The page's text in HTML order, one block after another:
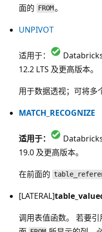
面的 FROM。
UNPIVOT
适用于：
12.2 LTS 及更高版本。
用于数据透视；可将多
MATCH_RECOGNIZE
适用于：
19.0 及更高版本。
在前面的
[LATERAL]
调用表值函数。 若要引